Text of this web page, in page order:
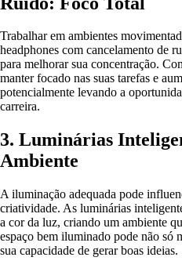
Trabalhar em ambientes
headphones com cancelamento de
para melhorar sua concentração.
manter focado nas suas tarefas e
potencialmente levando a
carreira.
3. Luminárias
Ambiente
A iluminação adequada pode
criatividade. As luminárias
a cor da luz, criando um ambiente
espaço bem iluminado pode não só
sua capacidade de gerar boas ideias.